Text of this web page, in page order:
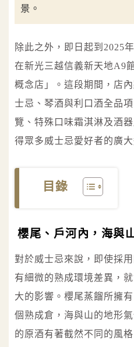
景。
除此之外，即日起到2025
在新光三越信義新天地A9
概念店」。這段期間，店
士忌、琴酒與利口酒全品
覽、特殊口味霜淇淋及酒
得眾多威士忌愛好者的廣大
目錄
櫻尾、戶河內，海與
對於威士忌來說，即使採
有細微的熟成環境差異，
大的影響。櫻尾蒸餾所擁
個熟成倉，海與山的地形
的原酒有著截然不同的風